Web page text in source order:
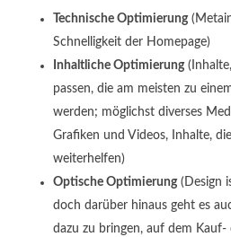
Technische Optimierung
Schnelligkeit der Homepage)
Inhaltliche Optimierung
passen, die am meisten zu
werden; möglichst diverses
Grafiken und Videos, Inhalte,
weiterhelfen)
Optische Optimierung(Design
doch darüber hinaus geht es
dazu zu bringen, auf dem